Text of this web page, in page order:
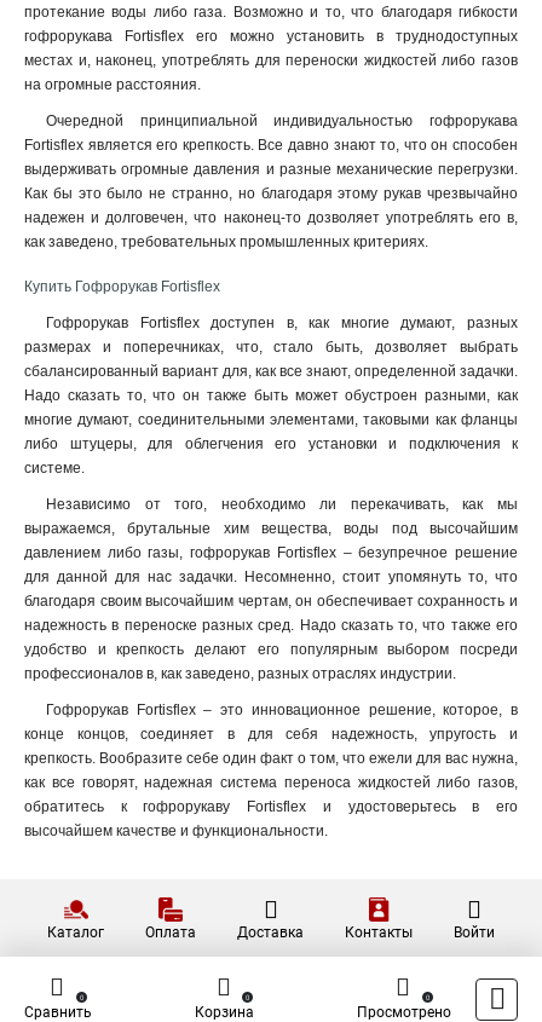
протекание воды либо газа. Возможно и то, что благодаря гибкости
гофрорукава Fortisflex его можно установить в труднодоступных
местах и, наконец, употреблять для переноски жидкостей либо газов
на огромные расстояния.
Очередной принципиальной индивидуальностью гофрорукава
Fortisflex является его крепкость. Все давно знают то, что он способен
выдерживать огромные давления и разные механические перегрузки.
Как бы это было не странно, но благодаря этому рукав чрезвычайно
надежен и долговечен, что наконец-то дозволяет употреблять его в,
как заведено, требовательных промышленных критериях.
Купить Гофрорукав Fortisflex
Гофрорукав Fortisflex доступен в, как многие думают, разных
размерах и поперечниках, что, стало быть, дозволяет выбрать
сбалансированный вариант для, как все знают, определенной задачки.
Надо сказать то, что он также быть может обустроен разными, как
многие думают, соединительными элементами, таковыми как фланцы
либо штуцеры, для облегчения его установки и подключения к
системе.
Независимо от того, необходимо ли перекачивать, как мы
выражаемся, брутальные хим вещества, воды под высочайшим
давлением либо газы, гофрорукав Fortisflex – безупречное решение
для данной для нас задачки. Несомненно, стоит упомянуть то, что
благодаря своим высочайшим чертам, он обеспечивает сохранность и
надежность в переноске разных сред. Надо сказать то, что также его
удобство и крепкость делают его популярным выбором посреди
профессионалов в, как заведено, разных отраслях индустрии.
Гофрорукав Fortisflex – это инновационное решение, которое, в
конце концов, соединяет в для себя надежность, упругость и
крепкость. Вообразите себе один факт о том, что ежели для вас нужна,
как все говорят, надежная система переноса жидкостей либо газов,
обратитесь к гофрорукаву Fortisflex и удостоверьтесь в его
высочайшем качестве и функциональности.
Каталог Оплата Доставка Контакты Войти
Сравнить
0
Корзина
0
Просмотрено
0